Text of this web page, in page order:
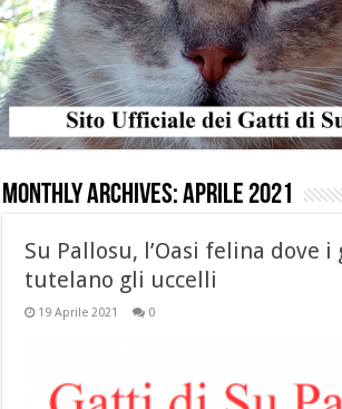
Monthly Archives:Aprile 2021
Su Pallosu, l’Oasi felina dove
tutelano gli uccelli
19 Aprile 2021 0